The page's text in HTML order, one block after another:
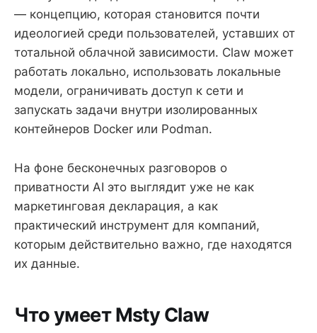
— концепцию, которая становится почти
идеологией среди пользователей, уставших от
тотальной облачной зависимости. Claw может
работать локально, использовать локальные
модели, ограничивать доступ к сети и
запускать задачи внутри изолированных
контейнеров Docker или Podman.
На фоне бесконечных разговоров о
приватности AI это выглядит уже не как
маркетинговая декларация, а как
практический инструмент для компаний,
которым действительно важно, где находятся
их данные.
Что умеет Msty Claw